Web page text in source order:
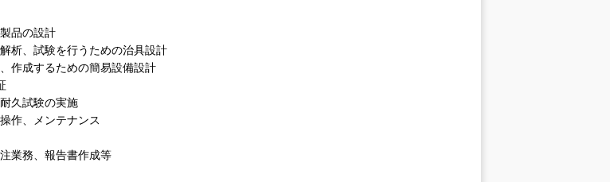
品の設計
析、試験を行うための治具設計
作成するための簡易設備設計
久試験の実施
作、メンテナンス
業務、報告書作成等